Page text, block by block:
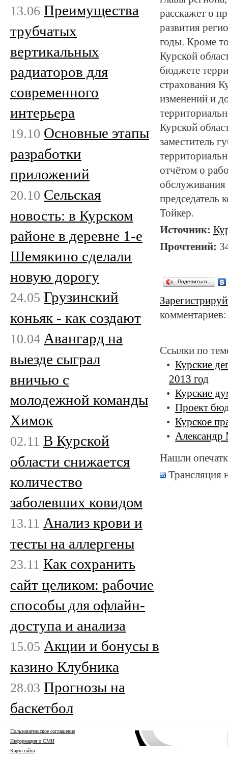
расскажет о
развития
годы. Кроме
Курской
бюджете
страхования
изменений и
Курской
заместитель
отчётом о
обслуживания
председатель
Тойкер.
Источник:
Прочтений:
Поделиться…
Ссылки по
Курские
2013 год
Курские
Проект
Курское
Александр
Нашли
Трансляция
13.06 Преимущества
трубчатых
вертикальных
радиаторов для
современного
интерьера
19.10 Основные этапы
разработки
приложений
20.10 Сельская
новость: в Курском
районе в деревне 1-е
Шемякино сделали
новую дорогу
24.05 Грузинский
коньяк - как создают
10.04 Авангард на
выезде сыграл
вничью с
молодежной команды
Химок
02.11 В Курской
области снижается
количество
заболевших ковидом
13.11 Анализ крови и
тесты на аллергены
23.11 Как сохранить
сайт целиком: рабочие
способы для офлайн-
доступа и анализа
15.05 Акции и бонусы в
казино Клубника
28.03 Прогнозы на
баскетбол
Пользовательское соглашение
Информация о СМИ
Карта сайта